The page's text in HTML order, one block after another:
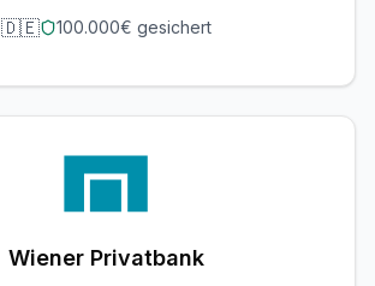
🇩🇪 100.000€ gesichert
Wiener Privatbank